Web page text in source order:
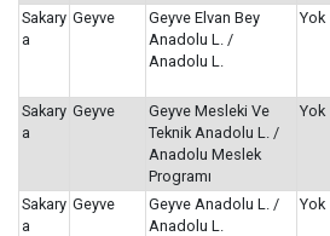
Sakary
a
Geyve
Geyve Elvan Bey
Anadolu L. /
Anadolu L.
Yok
Sakary
a
Geyve
Geyve Mesleki Ve
Teknik Anadolu L. /
Anadolu Meslek
Programı
Yok
Sakary
a
Geyve
Geyve Anadolu L. /
Anadolu L.
Yok